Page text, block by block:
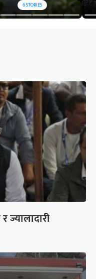
6STORIES
ज्यालादारी